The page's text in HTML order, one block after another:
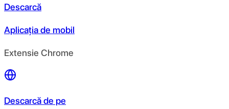
Descarcă
Aplicația de mobil
Extensie Chrome
Descarcă de pe